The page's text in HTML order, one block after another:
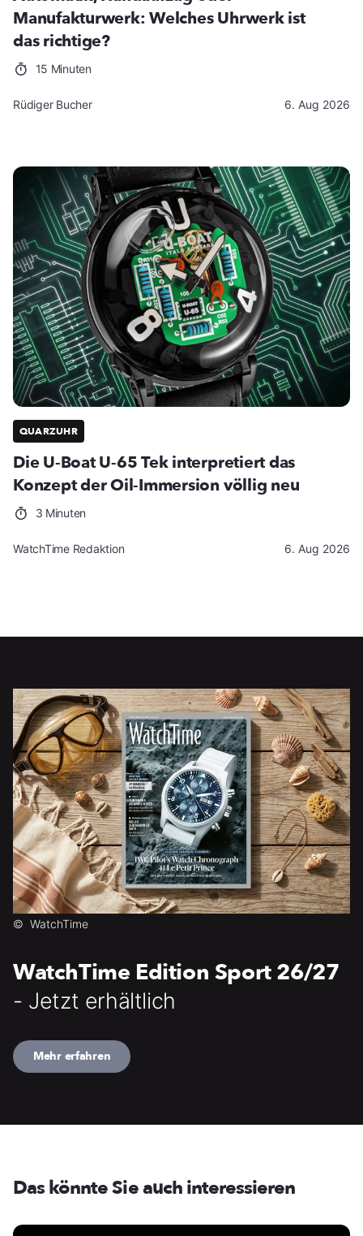
Manufakturwerk: Welches Uhrwerk ist
das richtige?
15 Minuten
Rüdiger Bucher 6. Aug 2026
QUARZUHR
Die U-Boat U-65 Tek interpretiert das
Konzept der Oil-Immersion völlig neu
3 Minuten
WatchTime Redaktion 6. Aug 2026
© WatchTime
WatchTime Edition Sport 26/27
- Jetzt erhältlich
Mehr erfahren
Das könnte Sie auch interessieren